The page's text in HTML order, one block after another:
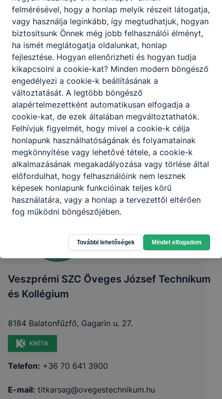
Partnereink
Veszprémi SZC Öveges József Technikum
és Kollégium
8184 Balatonfűzfő, Gagarin u. 27.
KRÉTA
Telefon: +36 70 641 3900
E-mail: titkarsag@ovegestechnikum.hu
felmérésével, hogy a honlap melyik részeit látogatja,
vagy használja leginkább, így megtudhatjuk, hogyan
biztosítsunk Önnek még jobb felhasználói élményt,
ha ismét meglátogatja oldalunkat, honlap
fejlesztése. Hogyan ellenőrizheti és hogyan tudja
kikapcsolni a cookie-kat? Minden modern böngésző
engedélyezi a cookie-k beállításának a
változtatását. A legtöbb böngésző
alapértelmezettként automatikusan elfogadja a
cookie-kat, de ezek általában megváltoztathatók.
Felhívjuk figyelmét, hogy mivel a cookie-k célja
honlapunk használhatóságának és folyamatainak
megkönnyítése vagy lehetővé tétele, a cookie-k
alkalmazásának megakadályozása vagy törlése által
előfordulhat, hogy felhasználóink nem lesznek
képesek honlapunk funkcióinak teljes körű
használatára, vagy a honlap a tervezettől eltérően
fog működni böngészőjében.
További lehetőségek Mindet elfogadom